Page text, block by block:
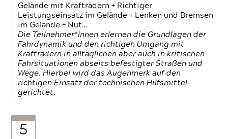
Gelände mit Krafträdern + Richtiger
Leistungseinsatz im Gelände + Lenken und Bremsen
im Gelände + Nut…
Die Teilnehmer*Innen erlernen die Grundlagen der
Fahrdynamik und den richtigen Umgang mit
Krafträdern in alltäglichen aber auch in kritischen
Fahrsituationen abseits befestigter Straßen und
Wege. Hierbei wird das Augenmerk auf den
richtigen Einsatz der technischen Hilfsmittel
gerichtet.
5